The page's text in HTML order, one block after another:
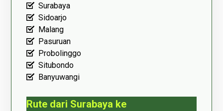
Surabaya
Sidoarjo
Malang
Pasuruan
Probolinggo
Situbondo
Banyuwangi
Rute dari Surabaya ke